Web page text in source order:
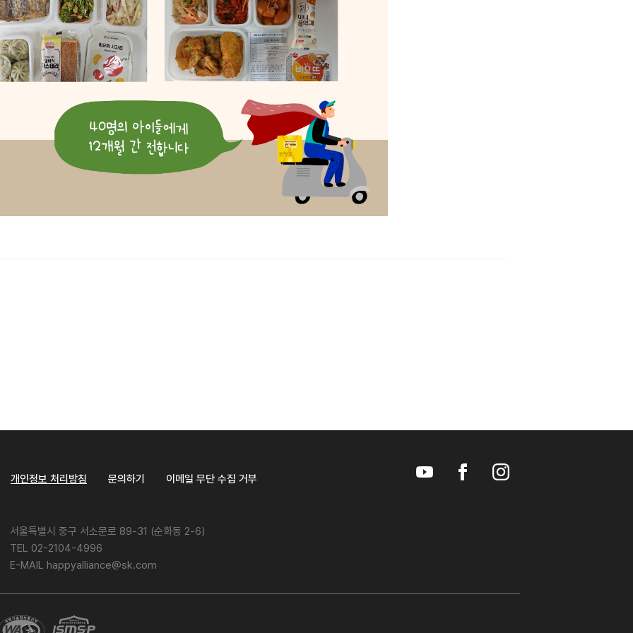
개인정보 처리방침 문의하기 이메일 무단 수집 거부
서울특별시 중구 서소문로 89-31 (순화동 2-6)
TEL 02-2104-4996
E-MAIL happyalliance@sk.com